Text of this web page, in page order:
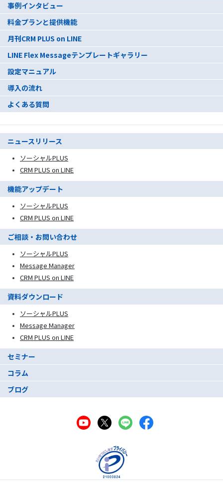
事例インタビュー
料金プランと提供機能
月刊CRM PLUS on LINE
LINE Flex Messageテンプレートギャラリー
設定マニュアル
導入の流れ
よくある質問
ニュースリリース
ソーシャルPLUS
CRM PLUS on LINE
機能アップデート
ソーシャルPLUS
CRM PLUS on LINE
ご相談・お問い合わせ
ソーシャルPLUS
Message Manager
CRM PLUS on LINE
資料ダウンロード
ソーシャルPLUS
Message Manager
CRM PLUS on LINE
セミナー
コラム
ブログ